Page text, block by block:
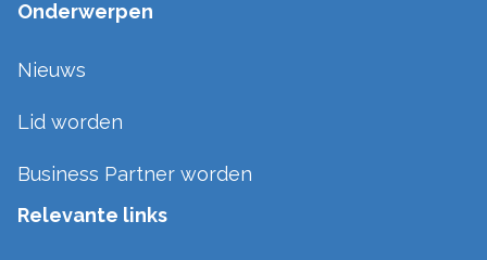
Onderwerpen
Nieuws
Lid worden
Business Partner worden
Relevante links